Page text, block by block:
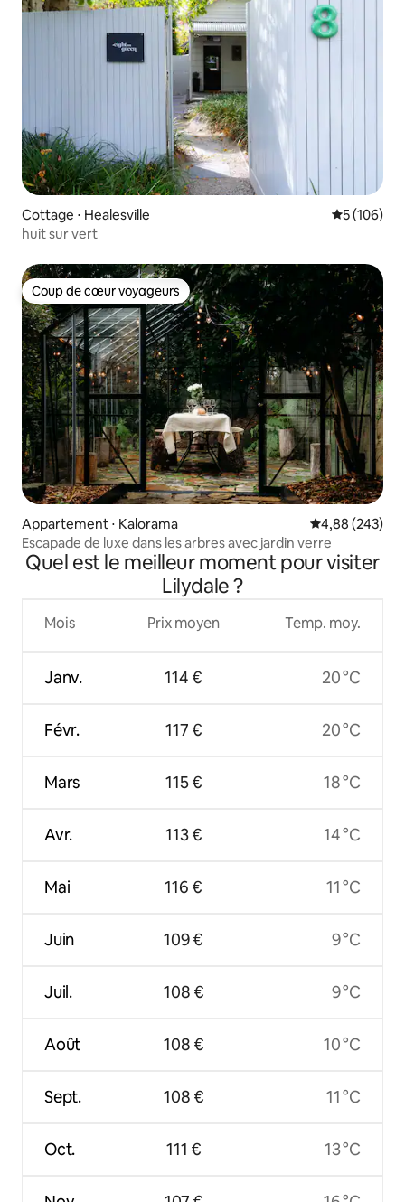
Cottage ⋅ Healesville Évaluation
5 (106)
huit sur vert
Coup de cœur voyageurs
Coup de cœur voyageurs
Appartement ⋅ Kalorama Évaluation
4,88 (243)
Escapade de luxe dans les arbres avec jardin verre
Quel est le meilleur moment pour visiter
Lilydale ?
Mois
Janv.
Févr.
Mars
Avr.
Mai
Juin
Juil.
Août
Sept.
Oct.
Prix moyen
114 €
117 €
115 €
113 €
116 €
109 €
108 €
108 €
108 €
111 €
Temp. moy.
20 °C
20 °C
18 °C
14 °C
11 °C
9 °C
9 °C
10 °C
11 °C
13 °C